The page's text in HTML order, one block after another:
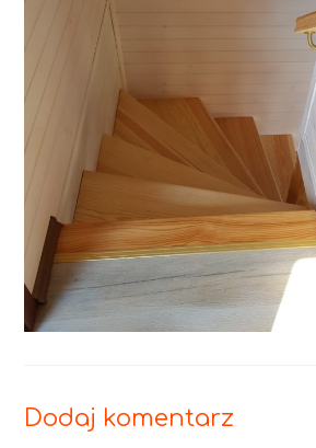
Dodaj komentarz